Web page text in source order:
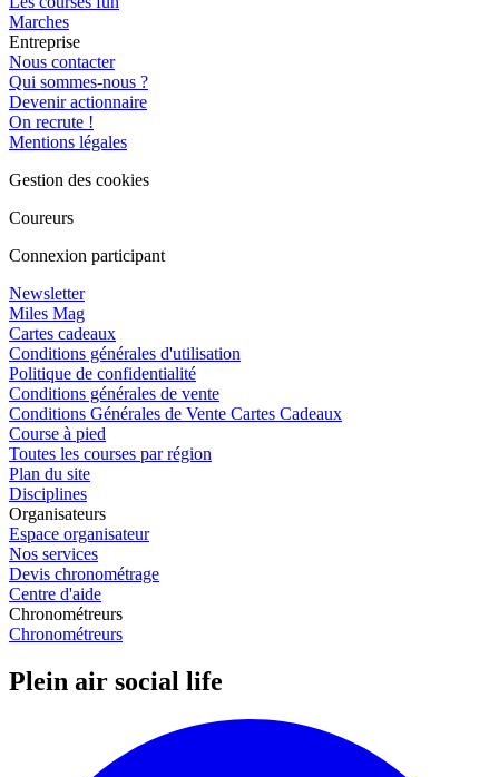
Marches
Entreprise
Nous contacter
Qui sommes-nous ?
Devenir actionnaire
On recrute !
Mentions légales
Gestion des cookies
Coureurs
Connexion participant
Newsletter
Miles Mag
Cartes cadeaux
Conditions générales d'utilisation
Politique de confidentialité
Conditions générales de vente
Conditions Générales de Vente Cartes Cadeaux
Course à pied
Toutes les courses par région
Plan du site
Disciplines
Organisateurs
Espace organisateur
Nos services
Devis chronométrage
Centre d'aide
Chronométreurs
Chronométreurs
Plein air social life